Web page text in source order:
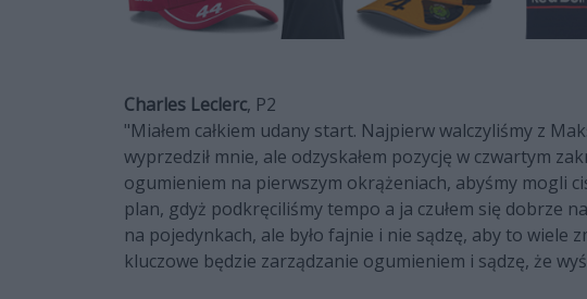
Charles Leclerc, P2
"Miałem całkiem udany start. Najpierw walczyliśmy z
wyprzedził mnie, ale odzyskałem pozycję w czwartym
ogumieniem na pierwszym okrążeniach, abyśmy mogli
plan, gdyż podkręciliśmy tempo a ja czułem się dobrze
na pojedynkach, ale było fajnie i nie sądzę, aby to wiele
kluczowe będzie zarządzanie ogumieniem i sądzę, że